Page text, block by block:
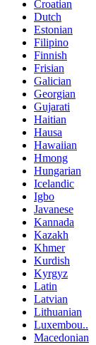
Croatian
Dutch
Estonian
Filipino
Finnish
Frisian
Galician
Georgian
Gujarati
Haitian
Hausa
Hawaiian
Hmong
Hungarian
Icelandic
Igbo
Javanese
Kannada
Kazakh
Khmer
Kurdish
Kyrgyz
Latin
Latvian
Lithuanian
Luxembou..
Macedonian